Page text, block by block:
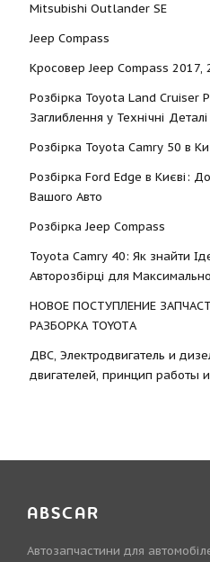
Mitsubishi Outlander SE
Jeep Compass
Кросовер Jeep Compass 2017,
Розбірка Toyota Land Cruiser
Заглиблення у Технічні Деталі
Розбірка Toyota Camry 50 в
Розбірка Ford Edge в Києві:
Вашого Авто
Розбірка Jeep Compass
Toyota Camry 40: Як знайти
Авторозбірці для
НОВОЕ ПОСТУПЛЕНИЕ
РАЗБОРКА TOYOTА
ДВС, Электродвигатель и
двигателей, принцип работы
ABSCAR
Автозапчастини для